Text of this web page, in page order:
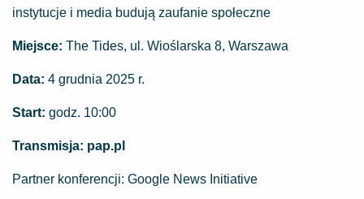
instytucje i media budują zaufanie społeczne
Miejsce: The Tides, ul. Wioślarska 8, Warszawa
Data: 4 grudnia 2025 r.
Start: godz. 10:00
Transmisja: pap.pl
Partner konferencji: Google News Initiative